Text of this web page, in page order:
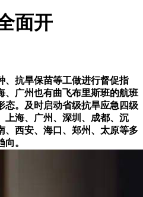
面开
抗旱保苗等工做进行督促指
、广州也有曲飞布里斯班的航班
态。及时启动省级抗旱应急四级
上海、广州、深圳、成都、沉
、西安、海口、郑州、太原等多
。